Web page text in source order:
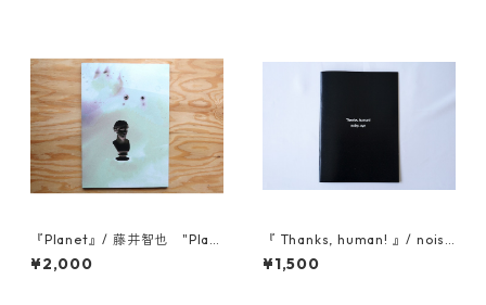
『Planet』/ 藤井智也 "Plan
et" / Tomoya Fujii
¥2,000
『 Thanks, human! 』/ noisy
_eye "Thanks, human!" / n
oisy_eye
¥1,500